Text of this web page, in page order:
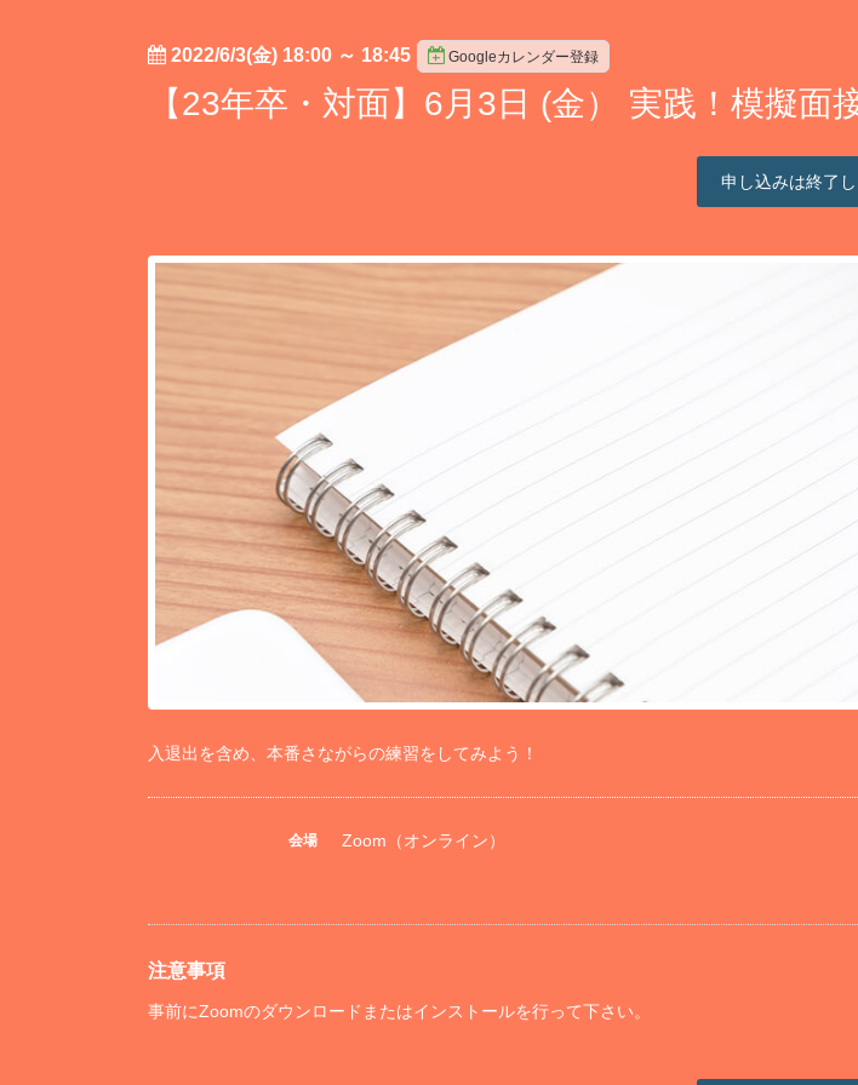
2022/6/3(金) 18:00 ～ 18:45 Googleカレンダー登録
【23年卒・対面】6月3日 (金） 実践！模擬
申し込みは終了
入退出を含め、本番さながらの練習をしてみよう！
会場 Zoom（オンライン）
注意事項
事前にZoomのダウンロードまたはインストールを行って下さい。